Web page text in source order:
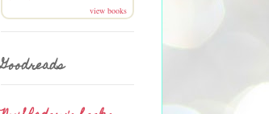
view books
Goodreads